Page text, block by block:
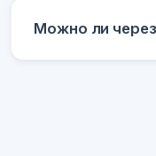
Можно ли